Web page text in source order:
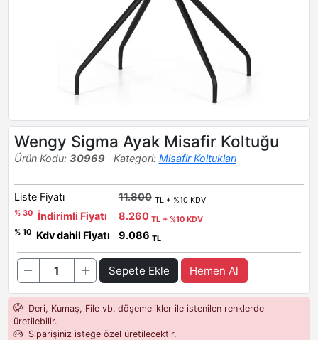
Wengy Sigma Ayak Misafir Koltuğu
Ürün Kodu: 30969 Kategori: Misafir Koltukları
Liste Fiyatı 11.800 TL + %10 KDV
% 30
İndirimli Fiyatı 8.260 TL + %10 KDV
% 10
Kdv dahil Fiyatı 9.086 TL
Sepete Ekle Hemen Al
Deri, Kumaş, File vb. döşemelikler ile istenilen renklerde
üretilebilir.
Siparişiniz isteğe özel üretilecektir.